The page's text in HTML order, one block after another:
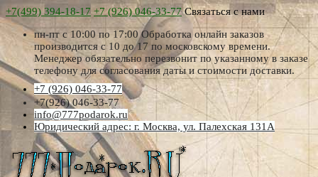
+7(499) 394-18-17 +7 (926) 046-33-77 Связаться с нами
пн-пт с 10:00 по 17:00 Обработка онлайн заказов
производится с 10 до 17 по московскому времени.
Менеджер обязательно перезвонит по указанному в заказе
телефону для согласования даты и стоимости доставки.
+7 (926) 046-33-77
+7(926) 046-33-77
info@777podarok.ru
Юридический адрес: г. Москва, ул. Палехская 131А